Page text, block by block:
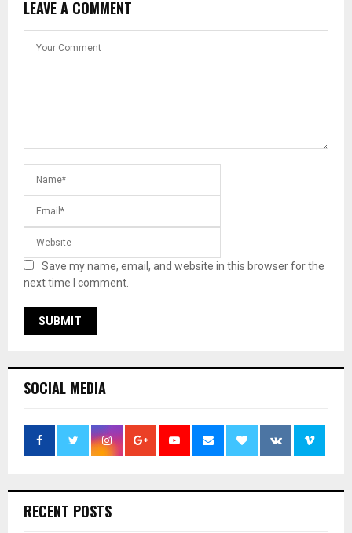
LEAVE A COMMENT
Save my name, email, and website in this browser for the
next time I comment.
SOCIAL MEDIA
RECENT POSTS